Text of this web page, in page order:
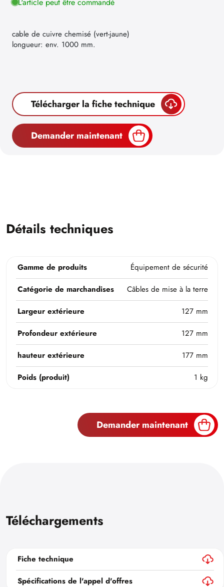
cable de cuivre chemisé (vert-jaune)
longueur: env. 1000 mm.
Télécharger la fiche technique
Demander maintenant
Détails techniques
Gamme de produits
Équipement de sécurité
Catégorie de marchandises
Câbles de mise à la terre
Largeur extérieure
127 mm
Profondeur extérieure
127 mm
hauteur extérieure
177 mm
Poids (produit)
1 kg
Demander maintenant
Téléchargements
Fiche technique
Spécifications de l'appel d'offres